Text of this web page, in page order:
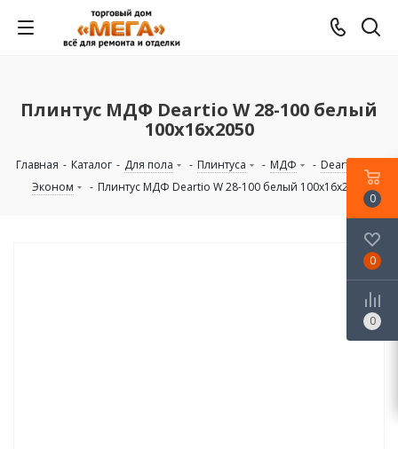
Плинтус МДФ Deartio W 28-100 белый
100х16х2050
Главная - Каталог - Для пола - Плинтуса - МДФ - Deartio
Эконом
- Плинтус МДФ Deartio W 28-100 белый 100х16х2050
0
0
0